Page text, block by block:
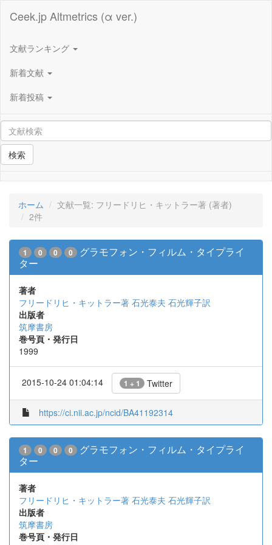
Ceek.jp Altmetrics (α ver.)
文献ランキング
新着文献
新着投稿
検索
ホーム
文献一覧: フリードリヒ・キットラー著 (著者)
2件
1 0 0 0
グラモフォン・フィルム・タイプライ
ター
著者
フリードリヒ・キットラー著 石光泰夫 石光輝子訳
出版者
筑摩書房
巻号頁・発行日
1999
2015-10-24 01:04:14 1 + 1 Twitter
https://ci.nii.ac.jp/ncid/BA41192314
1 0 0 0
グラモフォン・フィルム・タイプライ
ター
著者
フリードリヒ・キットラー著 石光泰夫 石光輝子訳
出版者
筑摩書房
巻号頁・発行日